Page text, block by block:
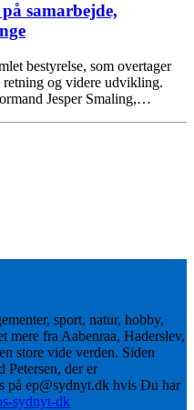
samarbejde,
bestyrelse, som overtager
retning og videre udvikling.
Jesper Smaling,…
sport, natur, hobby,
mere fra Aabenraa, Haderslev,
store vide verden. Siden
Petersen, der er
på ep@sydnyt.dk hvis Du har
sydnyt-dk